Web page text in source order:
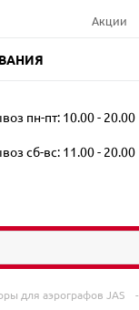
Акции
пн-пт: 10.00 - 20.00
сб-вс: 11.00 - 20.00
для аэрографов JAS -